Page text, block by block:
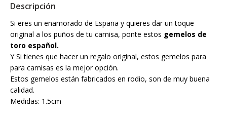
Descripción
Si eres un enamorado de España y quieres dar un toque
original a los puños de tu camisa, ponte estos gemelos de
toro español.
Y Si tienes que hacer un regalo original, estos gemelos para
para camisas es la mejor opción.
Estos gemelos están fabricados en rodio, son de muy buena
calidad.
Medidas: 1.5cm